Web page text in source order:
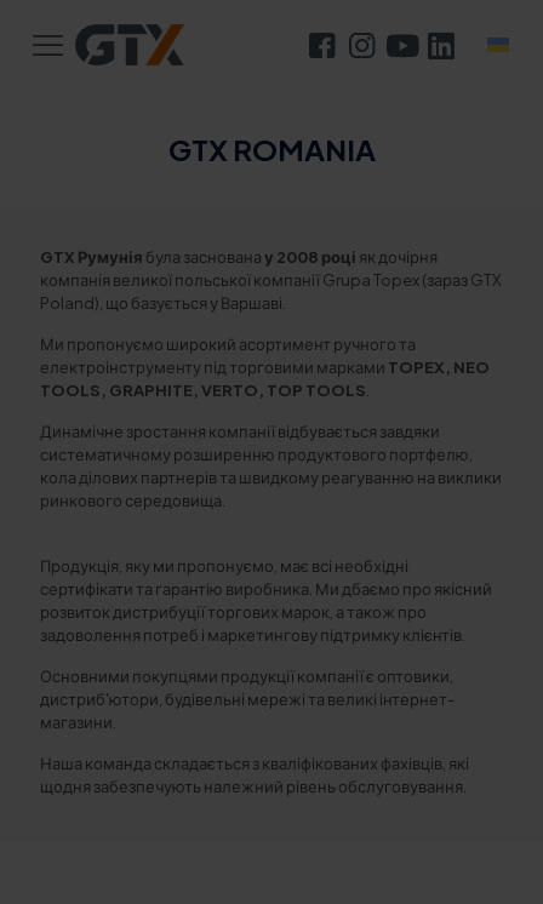
GTX ROMANIA
GTX Румунія була заснованау 2008 році як дочірня
компанія великої польської компанії Grupa Topex (зараз GTX
Poland), що базується у Варшаві.
Ми пропонуємо широкий асортимент ручного та
електроінструменту під торговими марками TOPEX, NEO
TOOLS, GRAPHITE, VERTO, TOP TOOLS
Динамічне зростання компанії відбувається завдяки
систематичному розширенню продуктового портфелю,
кола ділових партнерів та швидкому реагуванню на виклики
ринкового середовища.
Продукція, яку ми пропонуємо, має всі необхідні
сертифікати та гарантію виробника. Ми дбаємо про якісний
розвиток дистрибуції торгових марок, а також про
задоволення потреб і маркетингову підтримку клієнтів.
Основними покупцями продукції компанії є оптовики,
дистриб'ютори, будівельні мережі та великі інтернет-
магазини.
Наша команда складається з кваліфікованих фахівців, які
щодня забезпечують належний рівень обслуговування.